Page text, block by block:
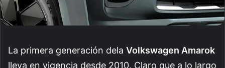
La primera generación dela Volkswagen Amarok
lleva en vigencia desde 2010. Claro que a lo largo